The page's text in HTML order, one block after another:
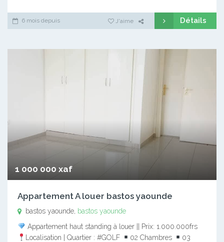
6 mois depuis J'aime Détails
1 000 000 xaf
Appartement A louer bastos yaounde
bastos yaounde, bastos yaounde
Appartement haut standing à louer || Prix: 1.000.000frs
Localisation | Quartier : #GOLF
02 Chambres
03